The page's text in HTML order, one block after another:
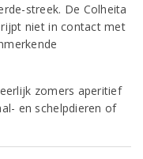
streek. De Colheita
niet in contact met
zomers aperitief
en schelpdieren of